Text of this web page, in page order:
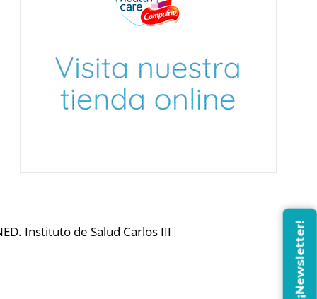
Instituto de Salud Carlos III
¡Newsletter!